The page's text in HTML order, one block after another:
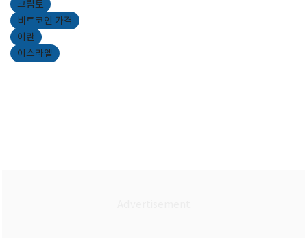
크립토
비트코인 가격
이란
이스라엘